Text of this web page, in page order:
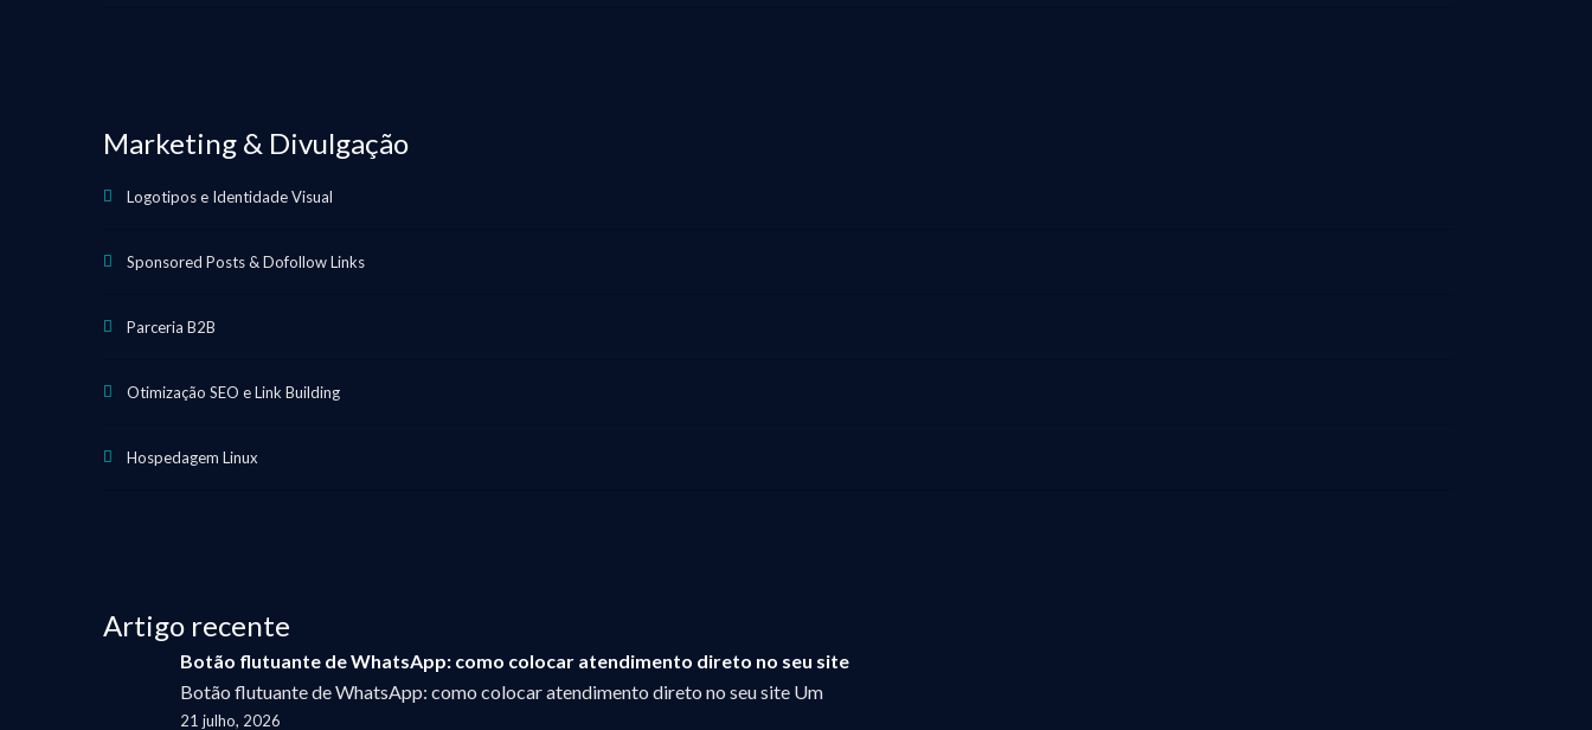
Marketing & Divulgação
Logotipos e Identidade Visual
Sponsored Posts & Dofollow Links
Parceria B2B
Otimização SEO e Link Building
Hospedagem Linux
Artigo recente
Botão flutuante de WhatsApp: como colocar atendimento direto no seu site
Botão flutuante de WhatsApp: como colocar atendimento direto no seu site Um
21 julho, 2026